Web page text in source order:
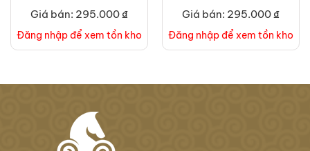
Giá bán: 295.000 ₫
Đăng nhập để xem tồn kho
Giá bán: 295.000 ₫
Đăng nhập để xem tồn kho